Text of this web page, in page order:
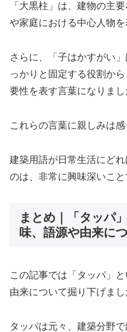
「大黒柱」は、建物の主
や家庭における中心人物
さらに、「子はかすがい
っかりと固定する役割か
要性を表す言葉になりまし
これらの言葉に親しみは
建築用語が日常生活にど
のは、非常に興味深いこと
まとめ｜「タッパ
味、語源や由来に
この記事では「タッパ」
由来について掘り下げまし
タッパは元々、建築分野